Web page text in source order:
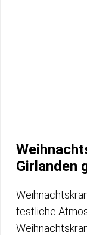
Girlanden
festliche